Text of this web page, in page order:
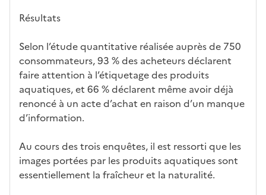
Résultats
Selon l’étude quantitative réalisée auprès de 750
consommateurs, 93 % des acheteurs déclarent
faire attention à l’étiquetage des produits
aquatiques, et 66 % déclarent même avoir déjà
renoncé à un acte d’achat en raison d’un manque
d’information.
Au cours des trois enquêtes, il est ressorti que les
images portées par les produits aquatiques sont
essentiellement la fraîcheur et la naturalité.